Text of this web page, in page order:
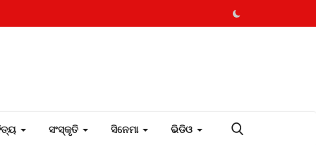
ସଂସ୍କୃତି ସିନେମା ଭିଡିଓ